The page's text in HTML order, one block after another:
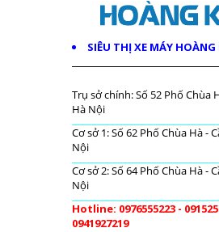
SIÊU THỊ XE MÁY HOÀNG
Trụ sở chính: Số 52 Phố Chùa
Hà Nội
Cơ sở 1: Số 62 Phố Chùa Hà -
Nội
Cơ sở 2: Số 64 Phố Chùa Hà -
Nội
Hotline: 0976555223 -
0941927219